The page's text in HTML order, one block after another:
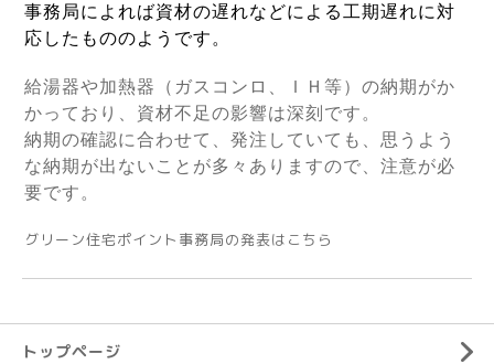
事務局によれば資材の遅れなどによる工期遅れに対
応したもののようです。
給湯器や加熱器（ガスコンロ、ＩＨ等）の納期がか
かっており、資材不足の影響は深刻です。
納期の確認に合わせて、発注していても、思うよう
な納期が出ないことが多々ありますので、注意が必
要です。
グリーン住宅ポイント事務局の発表はこちら
トップページ